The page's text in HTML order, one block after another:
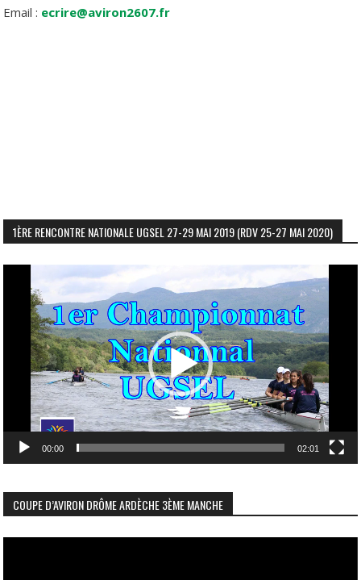
Email : ecrire@aviron2607.fr
1ÈRE RENCONTRE NATIONALE UGSEL 27-29 MAI 2019 (RDV 25-27 MAI 2020)
vidéo
00:00 02:01
COUPE D’AVIRON DRÔME ARDÈCHE 3ÈME MANCHE